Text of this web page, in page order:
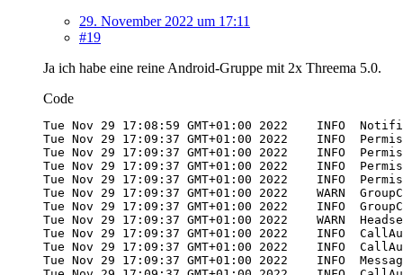
29. November 2022 um 17:11
#19
Ja ich habe eine reine Android-Gruppe mit 2x Threema 5.0.
Code